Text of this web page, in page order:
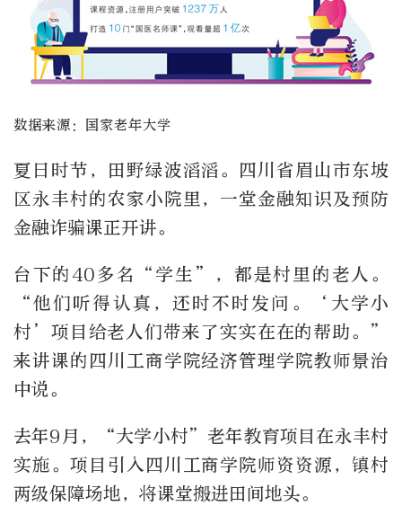
数据来源：国家老年大学
夏日时节，田野绿波滔滔。四川省眉山市东坡
区永丰村的农家小院里，一堂金融知识及预防
金融诈骗课正开讲。
台下的40多名“学生”，都是村里的老人。
“他们听得认真，还时不时发问。‘大学小
村’项目给老人们带来了实实在在的帮助。”
来讲课的四川工商学院经济管理学院教师景治
中说。
去年9月，“大学小村”老年教育项目在永丰村
实施。项目引入四川工商学院师资资源，镇村
两级保障场地，将课堂搬进田间地头。